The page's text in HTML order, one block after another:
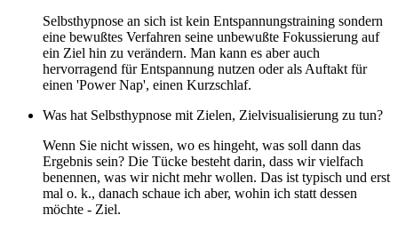
Selbsthypnose an sich ist kein Entspannungstraining sondern
eine bewußtes Verfahren seine unbewußte Fokussierung auf
ein Ziel hin zu verändern. Man kann es aber auch
hervorragend für Entspannung nutzen oder als Auftakt für
einen 'Power Nap', einen Kurzschlaf.
Was hat Selbsthypnose mit Zielen, Zielvisualisierung zu tun?
Wenn Sie nicht wissen, wo es hingeht, was soll dann das
Ergebnis sein? Die Tücke besteht darin, dass wir vielfach
benennen, was wir nicht mehr wollen. Das ist typisch und erst
mal o. k., danach schaue ich aber, wohin ich statt dessen
möchte - Ziel.